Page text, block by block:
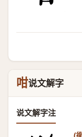
咁说文解字
说文解字注